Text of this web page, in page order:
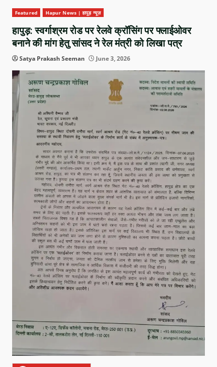
Featured Hapur News | हापुड़ न्यूज़
हापुड़: स्वर्गाश्रम रोड पर रेलवे क्रॉसिंग पर फ्लाईओवर
बनाने की मांग हेतु सांसद ने रेल मंत्री को लिखा पत्र
Satya Prakash Seeman June 3, 2026